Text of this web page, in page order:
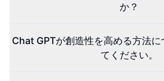
か？
Chat GPTが創造性を高める方法に
てください。